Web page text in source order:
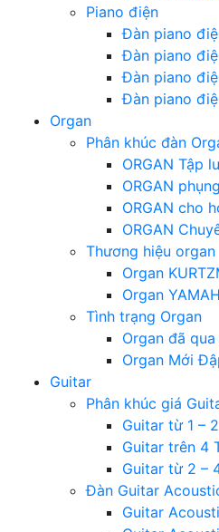
Piano điện
Đàn piano
Đàn piano
Đàn piano
Đàn piano
Organ
Phân khúc đàn
ORGAN Tập
ORGAN
ORGAN cho
ORGAN
Thương hiệu organ
Organ
Organ
Tình trạng Organ
Organ đã
Organ Mới
Guitar
Phân khúc giá
Guitar từ 1 –
Guitar trên 4
Guitar từ 2 –
Đàn Guitar
Guitar